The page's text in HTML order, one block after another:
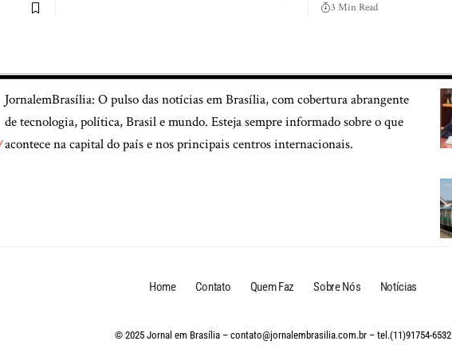
3 Min Read
JornalemBrasília: O pulso das notícias em Brasília, com cobertura abrangente
de tecnologia, política, Brasil e mundo. Esteja sempre informado sobre o que
acontece na capital do país e nos principais centros internacionais.
Home Contato Quem Faz Sobre Nós Notícias
© 2025 Jornal em Brasília – contato@jornalembrasilia.com.br – tel.(11)91754-6532